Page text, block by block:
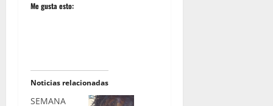
Me gusta esto:
Noticias relacionadas
SEMANA